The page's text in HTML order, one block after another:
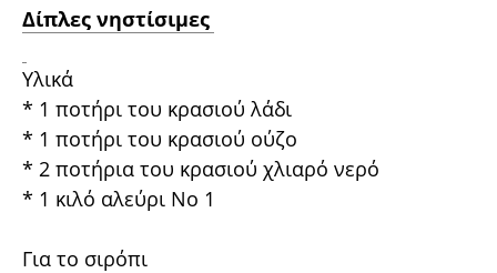
Δίπλες νηστίσιμες
Υλικά
* 1 ποτήρι του κρασιού λάδι
* 1 ποτήρι του κρασιού ούζο
* 2 ποτήρια του κρασιού χλιαρό νερό
* 1 κιλό αλεύρι Νο 1
Για το σιρόπι